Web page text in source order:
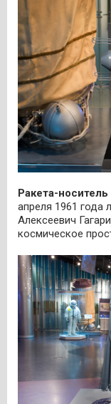
Ракета-носитель
апреля 1961
Алексеевич
космическое